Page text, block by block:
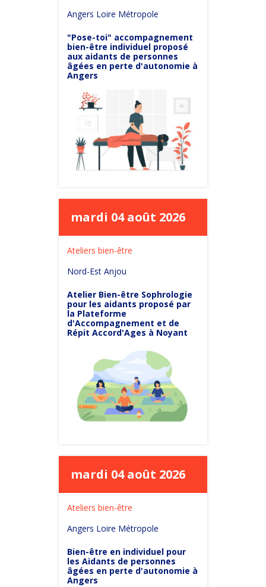
Angers Loire Métropole
"Pose-toi" accompagnement
bien-être individuel proposé
aux aidants de personnes
âgées en perte d'autonomie à
Angers
mardi 04 août 2026
Ateliers bien-être
Nord-Est Anjou
Atelier Bien-être Sophrologie
pour les aidants proposé par
la Plateforme
d'Accompagnement et de
Répit Accord'Ages à Noyant
mardi 04 août 2026
Ateliers bien-être
Angers Loire Métropole
Bien-être en individuel pour
les Aidants de personnes
âgées en perte d'autonomie à
Angers